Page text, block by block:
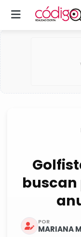
buscan
POR
MARIANA